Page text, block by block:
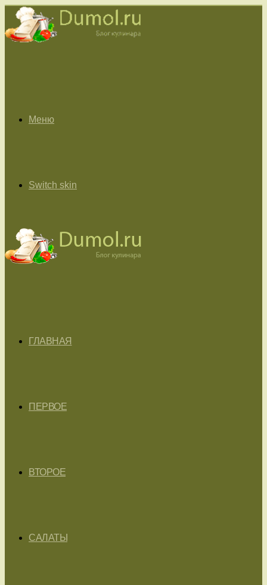
Меню
Switch skin
ГЛАВНАЯ
ПЕРВОЕ
ВТОРОЕ
САЛАТЫ